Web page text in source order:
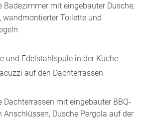
Badezimmer mit eingebauter Dusche,
wandmontierter Toilette und
und Edelstahlspüle in der Küche
auf den Dachterrassen
mit eingebauter BBQ-
Anschlüssen, Dusche Pergola auf der